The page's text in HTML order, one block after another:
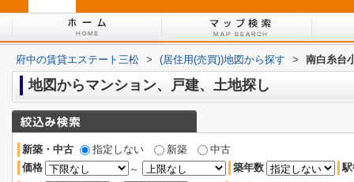
府中の賃貸エステート三松 > (居住用(売買))地図から探す > 南白糸台
地図からマンション、戸建、土地探し
新築・中古 指定しない 新築
中古
価格
～ 築年数